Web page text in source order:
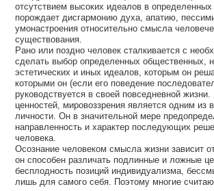
отсутствием высоких идеалов в определенных
порождает дисгармонию духа, апатию,
умонастроения относительно смысла
существования.
Рано или поздно человек сталкивается с
сделать выбор определенных общественных,
эстетических и иных идеалов, которым он
которыми он (если его поведение
руководствуется в своей повседневной
ценностей, мировоззрения является одним из
личности. Он в значительной мере
направленность и характер последующих
человека.
Осознание человеком смысла жизни зависит
он способен различать подлинные и ложные
бесплодность позиций индивидуализма,
лишь для самого себя. Поэтому многие